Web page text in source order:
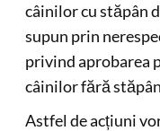
câinilor cu stăpân
supun prin
privind aprobarea
câinilor fără
Astfel de acțiuni